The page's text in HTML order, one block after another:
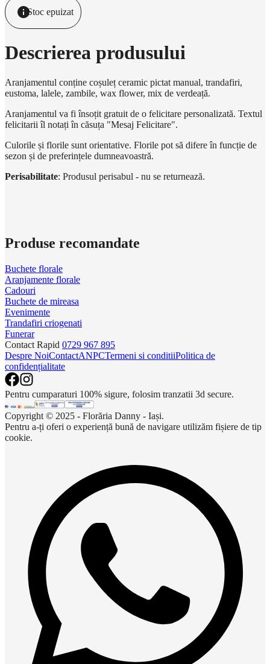
Stoc epuizat
Descrierea produsului
Aranjamentul conține coșuleț ceramic pictat manual, trandafiri,
eustoma, lalele, zambile, wax flower, mix de verdeață.
Aranjamentul va fi însoțit gratuit de o felicitare personalizată. Textul
felicitarii îl notați în căsuța "Mesaj Felicitare".
Culorile și florile sunt orientative. Florile pot să difere în funcție de
sezon și de preferințele dumneavoastră.
Perisabilitate: Produsul perisabul - nu se returnează.
Produse recomandate
Buchete florale
Aranjamente florale
Cadouri
Buchete de mireasa
Evenimente
Trandafiri criogenati
Funerar
Contact Rapid 0729 967 895
Despre NoiContactANPCTermeni si conditiiPolitica de
confidențialitate
Pentru cumparaturi 100% sigure, folosim tranzatii 3d secure.
Copyright © 2025 - Florăria Danny - Iași.
Pentru a-ți oferi o experiență bună de navigare utilizăm fișiere de tip
cookie.